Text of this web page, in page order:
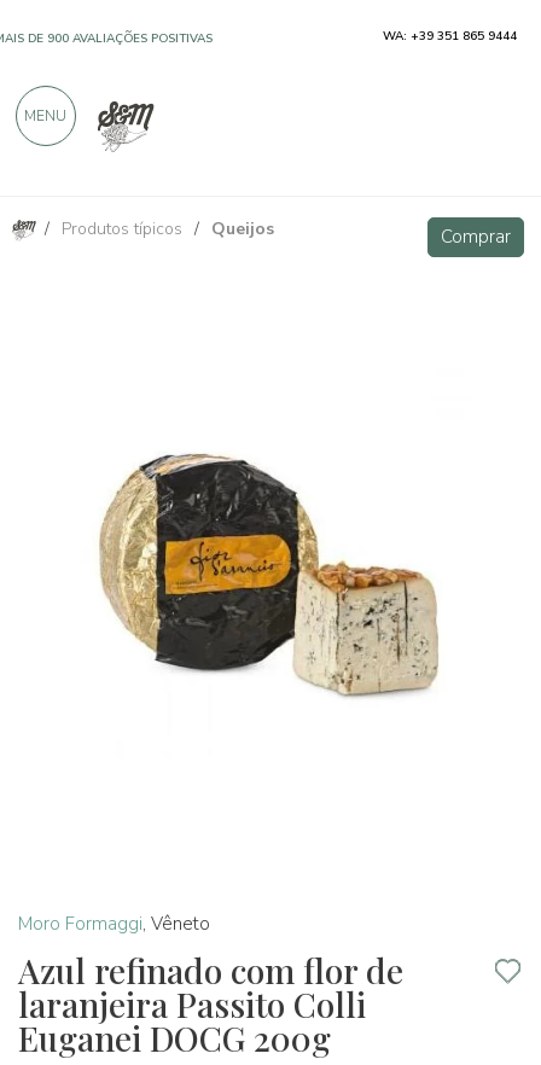
/ Produtos típicos / Queijos Comprar
Moro Formaggi, Vêneto
Azul refinado com flor de
laranjeira Passito Colli
Euganei DOCG 200g
Comprar
DE 900 AVALIAÇÕES POSITIVAS WA: +39 351 865 9444
MENU